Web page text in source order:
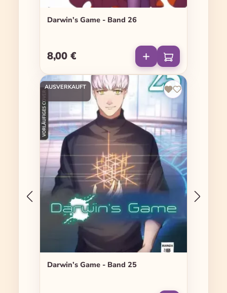
Darwin’s Game - Band 26
Regulärer Preis:
8,00 €
AUSVERKAUFT
Darwin’s Game - Band 25